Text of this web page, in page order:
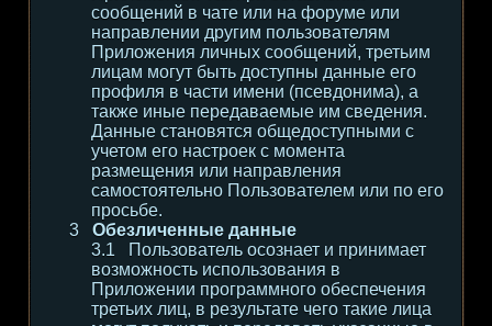
сообщений в чате или на форуме или
направлении другим пользователям
Приложения личных сообщений, третьим
лицам могут быть доступны данные его
профиля в части имени (псевдонима), а
также иные передаваемые им сведения.
Данные становятся общедоступными с
учетом его настроек с момента
размещения или направления
самостоятельно Пользователем или по его
просьбе.
Обезличенные данные
Пользователь осознает и принимает
возможность использования в
Приложении программного обеспечения
третьих лиц, в результате чего такие лица